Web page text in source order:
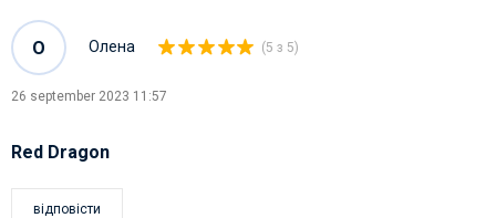
О Олена (5 з 5)
26 september 2023 11:57
Red Dragon
відповісти